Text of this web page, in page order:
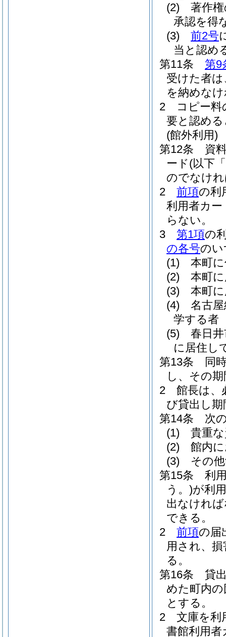
(2)
著作
承認を得
(3)
前2号
当と認め
第11条
第9
受けた者
を納めな
2
コピー
要と認め
(館外利用)
第12条
資
ード (以下
のでなけ
2
前項の利
利用者カー
らない。
3
第1項の
の各号のい
(1)
本町
(2)
本町
(3)
本町
(4)
名古
学する者
(5)
春日
に居住し
第13条
同
し、その
2
館長は、
び貸出し
第14条
次
(1)
貴重
(2)
館内
(3)
その
第15条
利
う。)が利
出なけれ
できる。
2
前項の届
用され、
る。
第16条
貸
めた町内
とする。
2
文庫を利
書館利用者